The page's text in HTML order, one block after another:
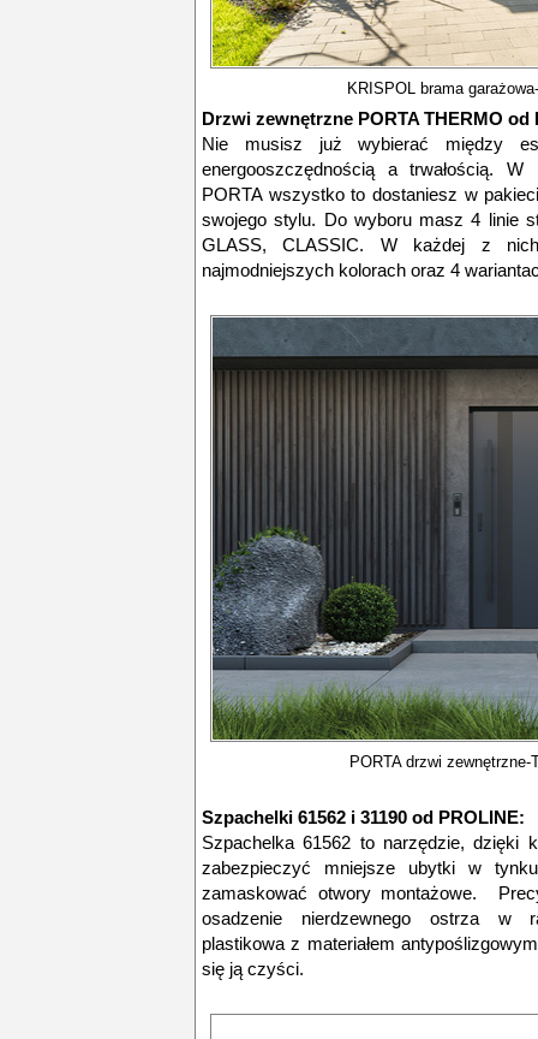
KRISPOL brama
Drzwi zewnętrzne PORTA THERMO od
Nie musisz już wybierać między
energooszczędnością a trwałością.
PORTA wszystko to dostaniesz w
swojego stylu. Do wyboru masz 4 linie
GLASS, CLASSIC. W każdej z
najmodniejszych kolorach oraz 4
PORTA drzwi zewnętrzne-
Szpachelki 61562 i 31190 od PROLINE:
Szpachelka 61562 to narzędzie, dzięki
zabezpieczyć mniejsze ubytki w
zamaskować otwory montażowe.
osadzenie nierdzewnego ostrza w
plastikowa z materiałem
się ją czyści.